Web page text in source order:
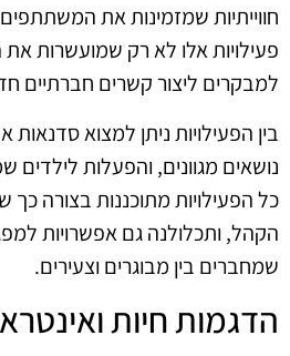
חווייתיות שמזמינות את
פעילויות אלו לא רק שמועשרות
למבקרים ליצור קשרים חברתיים
בין הפעילויות ניתן למצוא
נושאים מגוונים, והפעלות
כל הפעילויות מתוכננות בצורה כך
הקהל, ותכלולנה גם אפשרויות
שמחברים בין מבוגרים וצעירים.
הדגמות חיות